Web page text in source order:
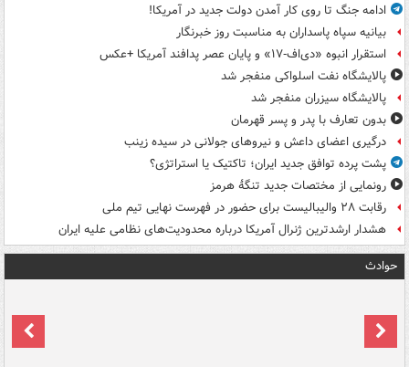
ادامه جنگ تا روی کار آمدن دولت جدید در آمریکا!
بیانیه سپاه پاسداران به مناسبت روز خبرنگار
استقرار انبوه «دی‌اف‑۱۷» و پایان عصر پدافند آمریکا +عکس
پالایشگاه نفت اسلواکی منفجر شد
پالایشگاه سیزران منفجر شد
بدون تعارف با پدر و پسر قهرمان
درگیری اعضای داعش و نیروهای جولانی در سیده زینب
پشت پرده توافق جدید ایران؛ تاکتیک یا استراتژی؟
رونمایی از مختصات جدید تنگۀ هرمز
رقابت ۲۸ والیبالیست برای حضور در فهرست نهایی تیم ملی
هشدار ارشدترین ژنرال آمریکا درباره محدودیت‌های نظامی علیه ایران
حوادث